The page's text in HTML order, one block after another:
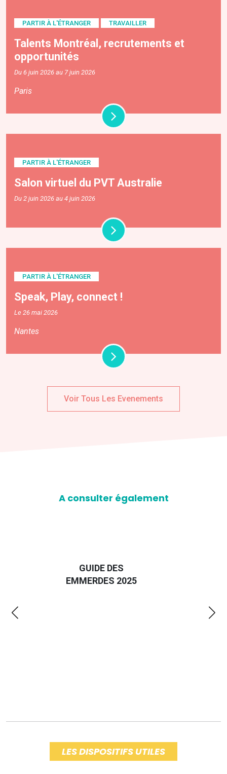
PARTIR À L'ÉTRANGER TRAVAILLER
Talents Montréal, recrutements et
opportunités
Du 6 juin 2026 au 7 juin 2026
Paris
PARTIR À L'ÉTRANGER
Salon virtuel du PVT Australie
Du 2 juin 2026 au 4 juin 2026
PARTIR À L'ÉTRANGER
Speak, Play, connect !
Le 26 mai 2026
Nantes
Voir Tous Les Evenements
A consulter également
GUIDE DES
EMMERDES 2025
LES DISPOSITIFS UTILES